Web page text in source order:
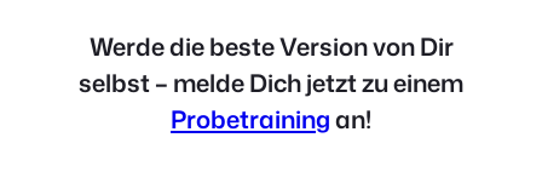
Werde die beste Version von Dir
selbst – melde Dich jetzt zu einem
Probetrainingan!